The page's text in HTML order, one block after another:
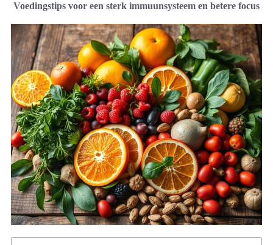
Voedingstips voor een sterk immuunsysteem en betere focus